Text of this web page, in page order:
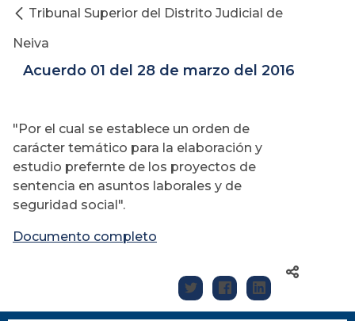
Tribunal Superior del Distrito Judicial de
Neiva
Acuerdo 01 del 28 de marzo del 2016
"Por el cual se establece un orden de
carácter temático para la elaboración y
estudio prefernte de los proyectos de
sentencia en asuntos laborales y de
seguridad social".
Documento completo